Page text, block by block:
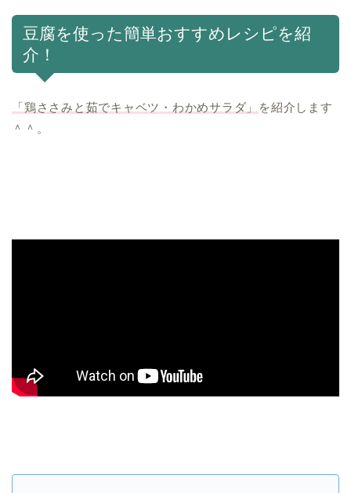
豆腐を使った簡単おすすめレシピを紹
介！
「鶏ささみと茹でキャベツ・わかめサラダ」
を紹介します
＾＾。